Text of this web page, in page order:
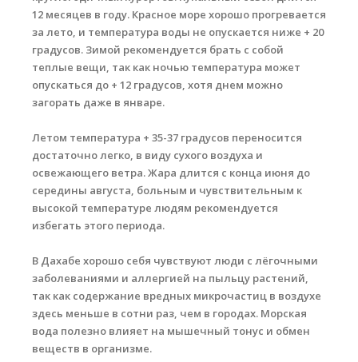
12 месяцев в году. Красное море хорошо прогревается
за лето, и температура воды не опускается ниже + 20
градусов. Зимой рекомендуется брать с собой
теплые вещи, так как ночью температура может
опускаться до + 12 градусов, хотя днем можно
загорать даже в январе.
Летом температура + 35-37 градусов переносится
достаточно легко, в виду сухого воздуха и
освежающего ветра. Жара длится с конца июня до
середины августа, больным и чувствительным к
высокой температуре людям рекомендуется
избегать этого периода.
В Дахабе хорошо себя чувствуют люди с лёгочными
заболеваниями и аллергией на пыльцу растений,
так как содержание вредных микрочастиц в воздухе
здесь меньше в сотни раз, чем в городах. Морская
вода полезно влияет на мышечный тонус и обмен
веществ в организме.